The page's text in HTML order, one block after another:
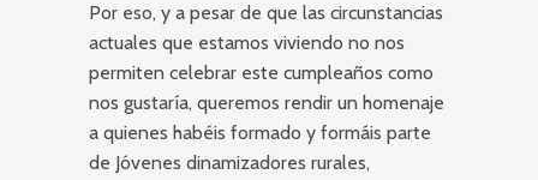
Por eso, y a pesar de que las circunstancias
actuales que estamos viviendo no nos
permiten celebrar este cumpleaños como
nos gustaría, queremos rendir un homenaje
a quienes habéis formado y formáis parte
de Jóvenes dinamizadores rurales,